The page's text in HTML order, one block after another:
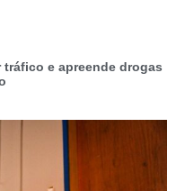
e apreende drogas